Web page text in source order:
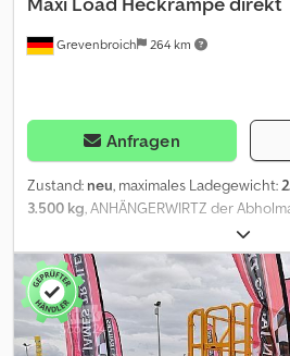
Grevenbroich 264 km
Anfragen
Zustand: neu, maximales Ladegewicht:
3.500 kg , ANHÄNGERWIRTZ der
Anhänger bietet starke
über 800 Neuanhänger auf Lager über
ständig im Angebot unverbindliches
reicht ! Maschinentransporter Cargo
12 370x170x15cm 3500kg Cjdpszm
Tieflader V Fahrgestell -